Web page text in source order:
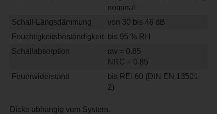
nominal
Schall-Längsdämmung
von 30 bis 46 dB
Feuchtigkeitsbeständigkeit
bis 95 % RH
Schallabsorption
αw = 0.85
NRC = 0.85
Feuerwiderstand
bis REI 60 (DIN EN 13501-
2)
Dicke abhängig vom System.